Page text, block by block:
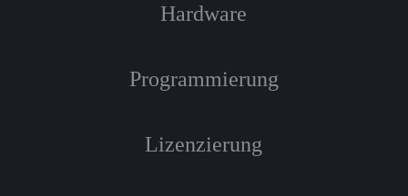
Hardware
Programmierung
Lizenzierung